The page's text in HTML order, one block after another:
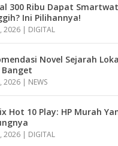
300 Ribu Dapat
Ini Pilihannya!
2026 | DIGITAL
Novel Sejarah
Banget
2026 | NEWS
Hot 10 Play: HP Murah
2026 | DIGITAL